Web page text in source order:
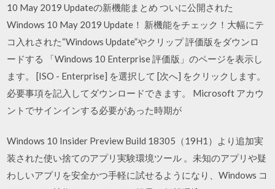
10 May 2019 Updateの新機能まとめ ついに公開された
Windows 10 May 2019 Update！ 新機能をチェック！大幅にテ
コ入れされた“Windows Update”やクリップ 評価版をダウンロ
ードする 「Windows 10 Enterprise 評価版」のページを表示し
ます。 [ISO - Enterprise] を選択して [次へ] をクリックします。
必要事項を記入してダウンロードできます。 Microsoft アカウ
ントでサインインする必要があった時期が
Windows 10 Insider Preview Build 18305（19H1）より追加実
装された使い捨てのアプリ実験環境ツール 。未知のアプリや疑
わしいアプリを安全かつ手軽に試せるようになり、Windows コ